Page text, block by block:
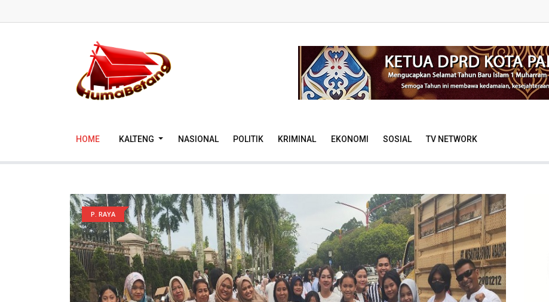
HOME KALTENG NASIONAL POLITIK KRIMINAL EKONOMI SOSIAL TV NETWORK
P. RAYA